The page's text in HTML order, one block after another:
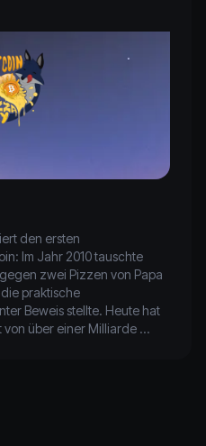
den ersten
Im Jahr 2010 tauschte
zwei Pizzen von Papa
die praktische
Beweis stellte. Heute hat
von über einer Milliarde